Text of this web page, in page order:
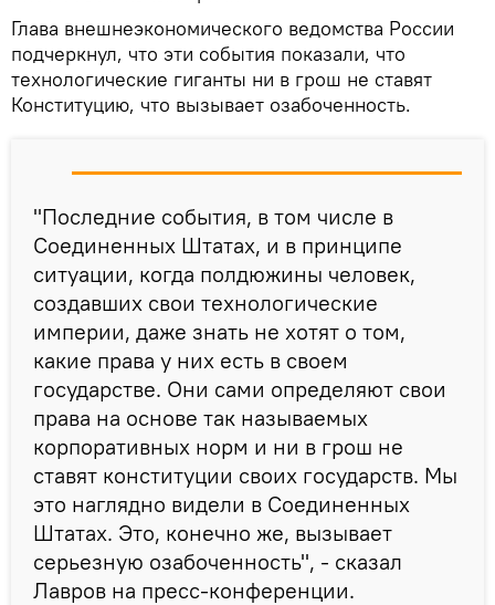
Глава внешнеэкономического ведомства России
подчеркнул, что эти события показали, что
технологические гиганты ни в грош не ставят
Конституцию, что вызывает озабоченность.
"Последние события, в том числе в
Соединенных Штатах, и в принципе
ситуации, когда полдюжины человек,
создавших свои технологические
империи, даже знать не хотят о том,
какие права у них есть в своем
государстве. Они сами определяют свои
права на основе так называемых
корпоративных норм и ни в грош не
ставят конституции своих государств. Мы
это наглядно видели в Соединенных
Штатах. Это, конечно же, вызывает
серьезную озабоченность", - сказал
Лавров на пресс-конференции.